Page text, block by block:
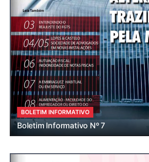
BOLETIM INFORMATIVO
Boletim Informativo Nº 7